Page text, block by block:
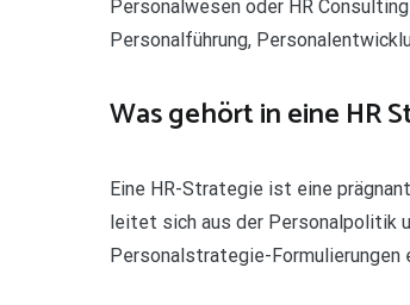
Personalwesen oder HR
Personalführung,
Was gehört in eine HR
Eine HR-Strategie ist eine
leitet sich aus der Personalpolitik
Personalstrategie-Formulierungen